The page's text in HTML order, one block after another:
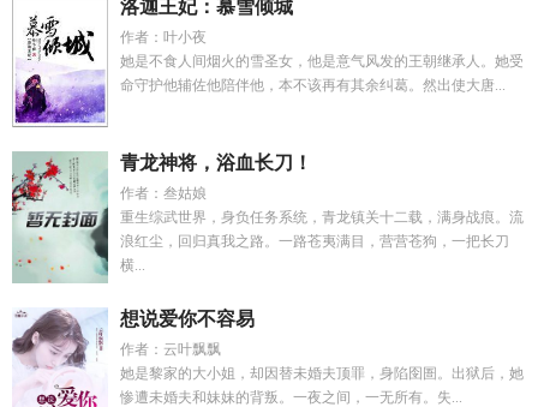
洛迦王妃：慕雪倾城
作者：叶小夜
她是不食人间烟火的雪圣女，他是意气风发的王朝继承人。她受
命守护他辅佐他陪伴他，本不该再有其余纠葛。然出使大唐...
青龙神将，浴血长刀！
作者：叁姑娘
重生综武世界，身负任务系统，青龙镇关十二载，满身战痕。流
浪红尘，回归真我之路。一路苍夷满目，营营苍狗，一把长刀
横...
想说爱你不容易
作者：云叶飘飘
她是黎家的大小姐，却因替未婚夫顶罪，身陷囹圄。出狱后，她
惨遭未婚夫和妹妹的背叛。一夜之间，一无所有。失...